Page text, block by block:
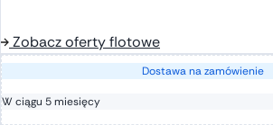
Zobacz oferty flotowe
Dostawa na zamówienie
W ciągu 5 miesięcy